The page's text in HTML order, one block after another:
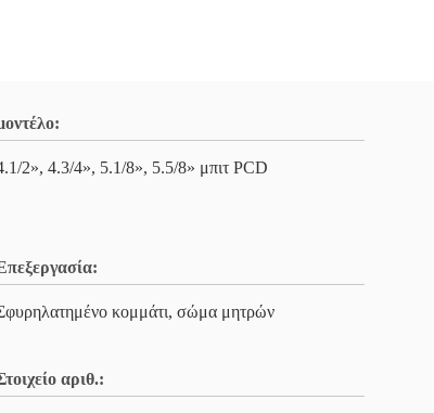
2», 4.3/4», 5.1/8», 5.5/8» μπιτ PCD
κομμάτι, σώμα μητρών
αριθ.: